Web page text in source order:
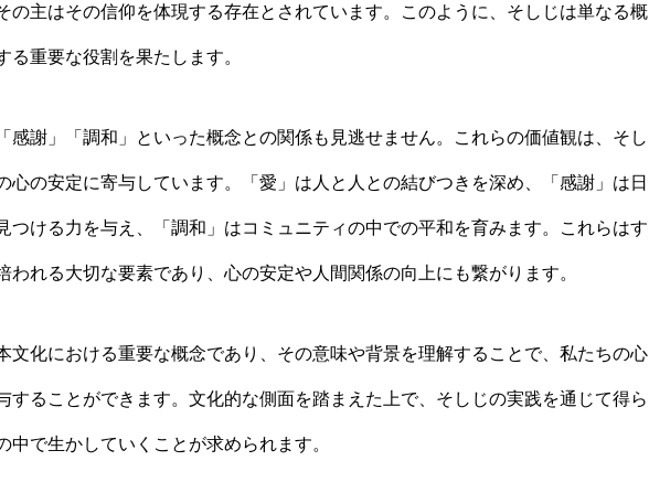
の主はその信仰を体現する存在とされています。このように、そしじは単なる概
重要な役割を果たします。
感謝」「調和」といった概念との関係も見逃せません。これらの価値観は、そし
心の安定に寄与しています。「愛」は人と人との結びつきを深め、「感謝」は日
つける力を与え、「調和」はコミュニティの中での平和を育みます。これらはす
われる大切な要素であり、心の安定や人間関係の向上にも繋がります。
文化における重要な概念であり、その意味や背景を理解することで、私たちの心
することができます。文化的な側面を踏まえた上で、そしじの実践を通じて得ら
で生かしていくことが求められます。